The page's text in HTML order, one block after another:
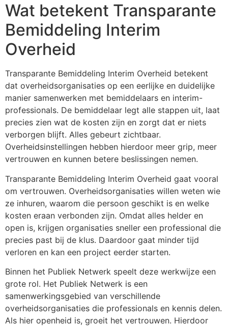
Wat betekent Transparante
Bemiddeling Interim
Overheid
Transparante Bemiddeling Interim Overheid betekent
dat overheidsorganisaties op een eerlijke en duidelijke
manier samenwerken met bemiddelaars en interim-
professionals. De bemiddelaar legt alle stappen uit, laat
precies zien wat de kosten zijn en zorgt dat er niets
verborgen blijft. Alles gebeurt zichtbaar.
Overheidsinstellingen hebben hierdoor meer grip, meer
vertrouwen en kunnen betere beslissingen nemen.
Transparante Bemiddeling Interim Overheid gaat vooral
om vertrouwen. Overheidsorganisaties willen weten wie
ze inhuren, waarom die persoon geschikt is en welke
kosten eraan verbonden zijn. Omdat alles helder en
open is, krijgen organisaties sneller een professional die
precies past bij de klus. Daardoor gaat minder tijd
verloren en kan een project eerder starten.
Binnen het Publiek Netwerk speelt deze werkwijze een
grote rol. Het Publiek Netwerk is een
samenwerkingsgebied van verschillende
overheidsorganisaties die professionals en kennis delen.
Als hier openheid is, groeit het vertrouwen. Hierdoor